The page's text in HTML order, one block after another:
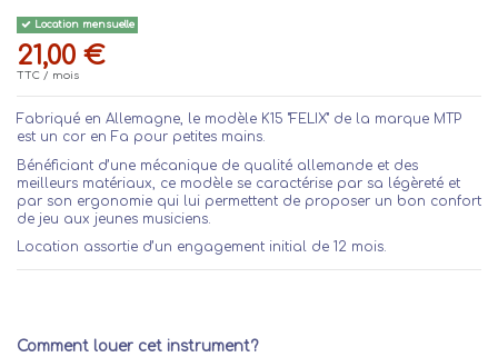
Location mensuelle
21,00 €
TTC / mois
Fabriqué en Allemagne, le modèle K15 "FELIX" de la marque MTP
est un cor en Fa pour petites mains.
Bénéficiant d’une mécanique de qualité allemande et des
meilleurs matériaux, ce modèle se caractérise par sa légèreté et
par son ergonomie qui lui permettent de proposer un bon confort
de jeu aux jeunes musiciens.
Location assortie d’un engagement initial de 12 mois.
Comment louer cet instrument?